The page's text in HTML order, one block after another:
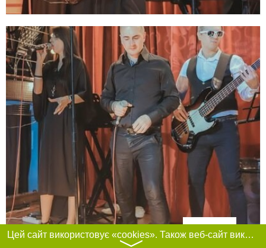
Фільтри
Цей сайт використовує «cookies». Також веб-сайт використовує інтернет-сервіс для збору технічних даних стосовно відвідувачів з метою отримання маркетингової та статистичної інформації. Умови обробки даних відвідувачів сайту див.
〉